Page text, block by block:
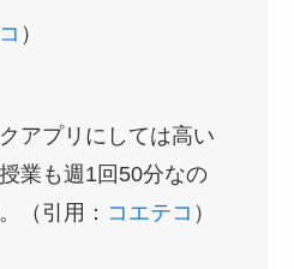
）
アプリにしては高い
業も週1回50分なの
（引用： コエテコ ）